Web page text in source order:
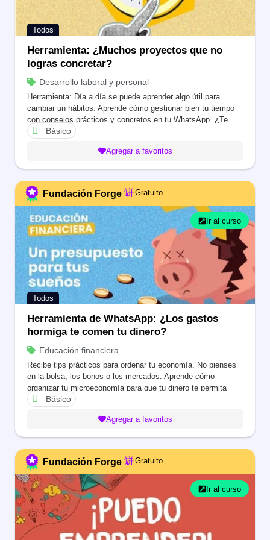
Todos
Herramienta: ¿Muchos proyectos que no
logras concretar?
Desarrollo laboral y personal
Herramienta: Día a día se puede aprender algo útil para
cambiar un hábitos. Aprende cómo gestionar bien tu tiempo
con consejos prácticos y concretos en tu WhatsApp. ¿Te
animas a este reto?
Básico
Agregar a favoritos
Fundación Forge Gratuito
Ir al curso
Todos
Herramienta de WhatsApp: ¿Los gastos
hormiga te comen tu dinero?
Educación financiera
Recibe tips prácticos para ordenar tu economía. No pienses
en la bolsa, los bonos o los mercados. Aprende cómo
organizar tu microeconomía para que tu dinero te permita
lograr eso que quieres o pagar esa cuenta que te preocupa.
Básico
Agregar a favoritos
Fundación Forge Gratuito
Ir al curso